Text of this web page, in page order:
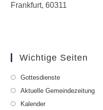
Frankfurt,60311
Wichtige Seiten
Gottesdienste
Aktuelle Gemeindezeitung
Kalender